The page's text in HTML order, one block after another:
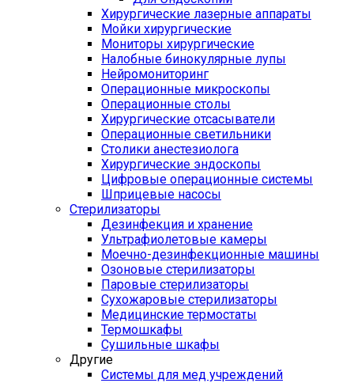
Хирургические лазерные аппараты
Мойки хирургические
Мониторы хирургические
Налобные бинокулярные лупы
Нейромониторинг
Операционные микроскопы
Операционные столы
Хирургические отсасыватели
Операционные светильники
Столики анестезиолога
Хирургические эндоскопы
Цифровые операционные системы
Шприцевые насосы
Стерилизаторы
Дезинфекция и хранение
Ультрафиолетовые камеры
Моечно-дезинфекционные машины
Озоновые стерилизаторы
Паровые стерилизаторы
Сухожаровые стерилизаторы
Медицинские термостаты
Термошкафы
Сушильные шкафы
Другие
Системы для мед учреждений